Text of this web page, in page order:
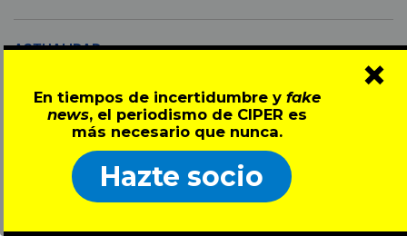
En tiempos de incertidumbre y fake
news, el periodismo de CIPER es
más necesario que nunca.
Hazte socio
×
ACTUALIDAD 20.05.2025
TAMBIÉN LE ENVIABA ACTAS DE VOTACIONES DE TERNAS Y QUINAS PARA
LLENAR ALTOS CARGOS JUDICIALES
Nuevos chats de Ulloa con Hermosilla: ministro le
filtraba resoluciones reservadas de causas y
sumarios
Catalina Olate,Macarena Segovia